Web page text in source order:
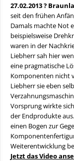
27.02.2013 ?
seit den frühen
Damals machte Not
beispielsweise
waren in der
Liebherr sah hier
eine pragmatische
Komponenten nicht
Liebherr sie eben
Vorsprung wirkte
der Endprodukte
einen Bogen zur
Weiterentwicklung
Jetzt das Video